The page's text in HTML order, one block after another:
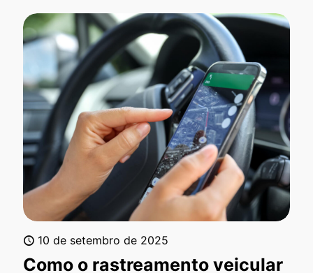
10 de setembro de 2025
Como o rastreamento veicular